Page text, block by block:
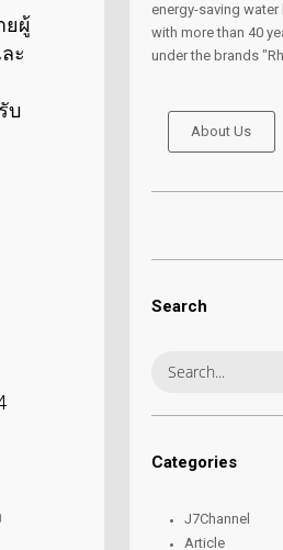
ยผู้
ะ
บ
energy-saving
with more than 40
under the brands
About Us
Search
Categories
J7Channel
Article